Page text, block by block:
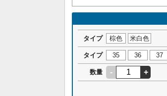
タイプ 棕色 米白色
タイプ 35 36 37
数量 - +